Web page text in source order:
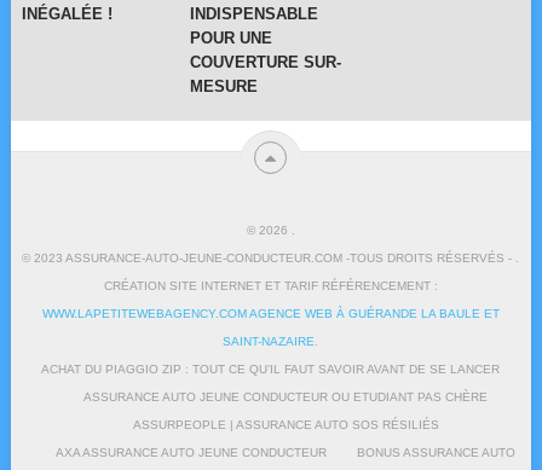
INÉGALÉE !
INDISPENSABLE
POUR UNE
COUVERTURE SUR-
MESURE
© 2026
© 2023 ASSURANCE-AUTO-JEUNE-CONDUCTEUR.COM -TOUS DROITS RÉSERVÉS - .
CRÉATION SITE INTERNET ET TARIF RÉFÉRENCEMENT :
WWW.LAPETITEWEBAGENCY.COM AGENCE WEB À GUÉRANDE LA BAULE ET
SAINT-NAZAIRE
ACHAT DU PIAGGIO ZIP : TOUT CE QU’IL FAUT SAVOIR AVANT DE SE LANCER
ASSURANCE AUTO JEUNE CONDUCTEUR OU ETUDIANT PAS CHÈRE
ASSURPEOPLE | ASSURANCE AUTO SOS RÉSILIÉS
AXA ASSURANCE AUTO JEUNE CONDUCTEUR BONUS ASSURANCE AUTO